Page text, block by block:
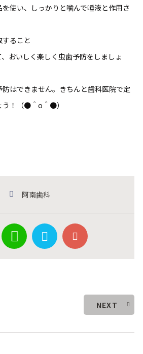
使い、しっかりと噛んで唾液と作用さ
ること
おいしく楽しく虫歯予防をしましょ
はできません。きちんと歯科医院で定
う！（●＾o＾●）
阿南歯科
NEXT